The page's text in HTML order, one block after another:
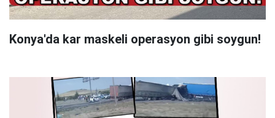
Konya'da kar maskeli operasyon gibi soygun!